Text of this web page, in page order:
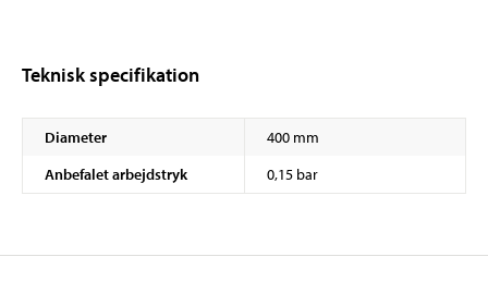
Teknisk specifikation
Diameter
400 mm
Anbefalet arbejdstryk
0,15 bar